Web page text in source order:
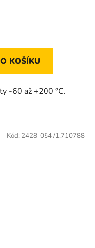
KOŠÍKU
-60 až +200 °C.
Kód: 2428-054 /1.710788